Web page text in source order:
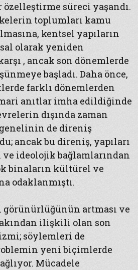
süreci yaşandı.
toplumları kamu
kentsel yapıların
olarak yeniden
, ancak son dönemlerde
başladı. Daha önce,
farklı dönemlerden
anıtlar imha edildiğinde
dışında zaman
de direniş
ancak bu direniş, yapıları
ideolojik bağlamlarından
binaların kültürel ve
odaklanmıştı.
görünürlüğünün artması ve
ilişkili olan son
söylemleri de
yeni biçimlerde
Mücadele